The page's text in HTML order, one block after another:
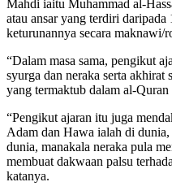
Mahdi iaitu Muhammad al-
atau ansar yang terdiri
keturunannya secara maknawi/
“Dalam masa sama, pengikut
syurga dan neraka serta akhirat
yang termaktub dalam al-
“Pengikut ajaran itu juga
Adam dan Hawa ialah di
dunia, manakala neraka pula
membuat dakwaan palsu
katanya.